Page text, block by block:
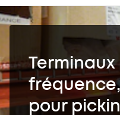
MECALUX NEWS
NOS RÉFÉRENCES
SHOWROOM
MECALUX LAB
pour